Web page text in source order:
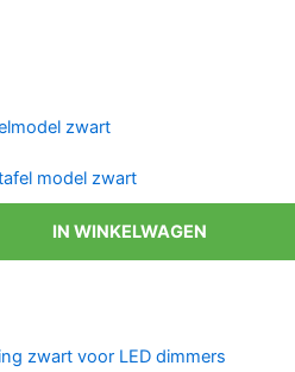
model zwart
IN WINKELWAGEN